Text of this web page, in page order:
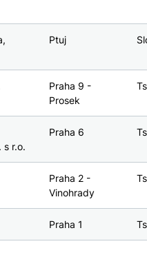
Ptuj
Praha 9 -
Prosek
s r.o.
Praha 6
Praha 2 -
Vinohrady
Praha 1